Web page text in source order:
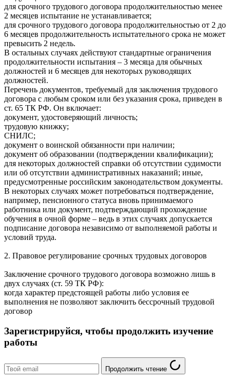
для срочного трудового договора продолжительностью менее
2 месяцев испытание не устанавливается;
для срочного трудового договора продолжительностью от 2 до
6 месяцев продолжительность испытательного срока не может
превысить 2 недель.
В остальных случаях действуют стандартные ограничения
продолжительности испытания – 3 месяца для обычных
должностей и 6 месяцев для некоторых руководящих
должностей.
Перечень документов, требуемый для заключения трудового
договора с любым сроком или без указания срока, приведен в
ст. 65 ТК РФ. Он включает:
документ, удостоверяющий личность;
трудовую книжку;
СНИЛС;
документ о воинской обязанности при наличии;
документ об образовании (подтверждении квалификации);
для некоторых должностей справки об отсутствии судимости
или об отсутствии административных наказаний; иные,
предусмотренные российским законодательством документы.
В некоторых случаях может потребоваться подтверждение,
например, пенсионного статуса вновь принимаемого
работника или документ, подтверждающий прохождение
обучения в очной форме – ведь в этих случаях допускается
подписание договора независимо от выполняемой работы и
условий труда.
2. Правовое регулирование срочных трудовых договоров
Заключение срочного трудового договора возможно лишь в
двух случаях (ст. 59 ТК РФ):
когда характер предстоящей работы либо условия ее
выполнения не позволяют заключить бессрочный трудовой
договор
Зарегистрируйся, чтобы продолжить изучение
работы
Продолжить чтение